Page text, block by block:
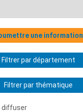
une information
Filtrer par département
Filtrer par thématique
diffuser